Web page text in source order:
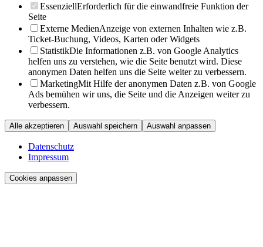
EssenziellErforderlich für die einwandfreie Funktion der
Seite
Externe MedienAnzeige von externen Inhalten wie z.B.
Ticket-Buchung, Videos, Karten oder Widgets
StatistikDie Informationen z.B. von Google Analytics
helfen uns zu verstehen, wie die Seite benutzt wird. Diese
anonymen Daten helfen uns die Seite weiter zu verbessern.
MarketingMit Hilfe der anonymen Daten z.B. von Google
Ads bemühen wir uns, die Seite und die Anzeigen weiter zu
verbessern.
Alle akzeptieren Auswahl speichern Auswahl anpassen
Datenschutz
Impressum
Cookies anpassen